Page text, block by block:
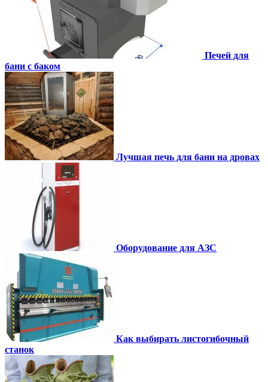
Печей для
бани с баком
Лучшая печь для бани на дровах
Оборудование для АЗС
Как выбирать листогибочный
станок